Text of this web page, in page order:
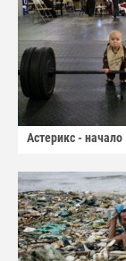
Астерикс - начало